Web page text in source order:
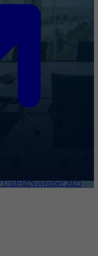
Umfeld November 2025